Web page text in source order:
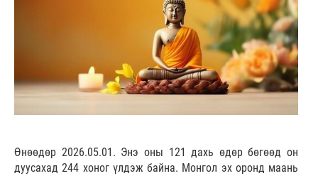
Өнөөдөр 2026.05.01. Энэ оны 121 дахь өдөр бөгөөд он
дуусахад 244 хоног үлдэж байна. Монгол эх оронд маань